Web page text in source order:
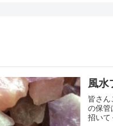
風水
皆さん
の保管
招いて